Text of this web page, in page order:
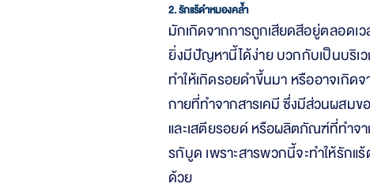
2. รักแร้ดำหมองคล้ำ
มักเกิดจากการถูกเสียดสีอยู่ตลอดเ
ยิ่งมีปัญหานี้ได้ง่ายบวกกับเป็นบริเ
ทำให้เกิดรอยดำขึ้นมา หรืออาจเกิดจ
กายที่ทำจากสารเคมี ซึ่งมีส่วนผสมขอ
และเสตียรอยด์หรือผลิตภัณฑ์ที่ทำจ
รกับูด เพราะสารพวกนี้จะทำให้รักแร้
ด้วย